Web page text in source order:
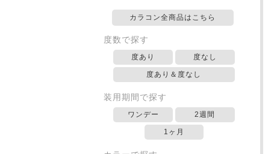
カラコン全商品はこちら
度数で探す
度あり 度なし
度あり＆度なし
装用期間で探す
ワンデー 2週間
1ヶ月